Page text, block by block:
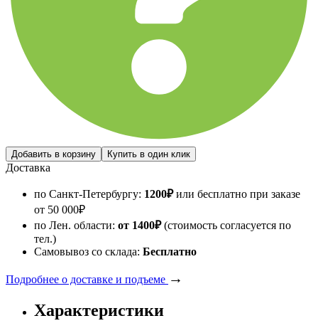
Доставка
по Санкт-Петербургу: 1200₽или бесплатно при заказе
от 50 000₽
по Лен. области: от 1400₽(стоимость согласуется по
тел.)
Самовывоз со склада: Бесплатно
Подробнее о доставке и подъеме →
Характеристики